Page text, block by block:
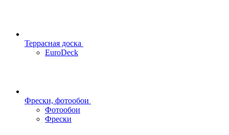
Террасная доска
EuroDeck
Фрески, фотообои
Фотообои
Фрески